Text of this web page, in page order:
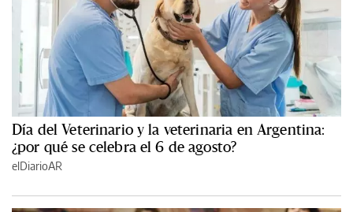
Día del Veterinario y la veterinaria en Argentina:
¿por qué se celebra el 6 de agosto?
elDiarioAR